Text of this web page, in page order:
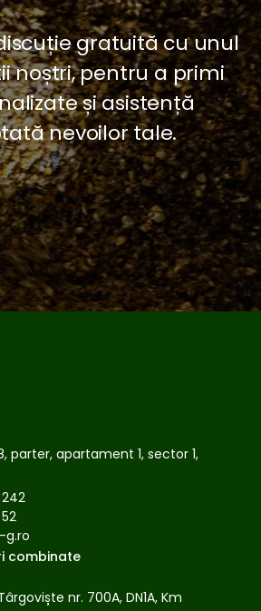
gratuită cu unul
noștri, pentru a primi
și asistență
nevoilor tale.
parter, apartament 1, sector 1,
combinate
nr. 700A, DN1A, Km